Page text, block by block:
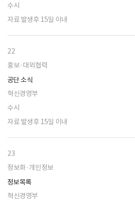
수시
자료 발생후 15일 이내
22
홍보·대외협력
공단 소식
혁신경영부
수시
자료 발생후 15일 이내
23
정보화·개인정보
정보목록
혁신경영부